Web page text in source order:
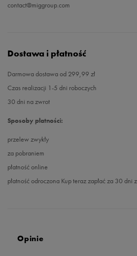
contact@miggroup.com
Dostawa i płatność
Darmowa dostawa od 299,99 zł
Czas realizacji 1-5 dni roboczych
30 dni na zwrot
Sposoby płatności:
przelew zwykły
za pobraniem
płatność online
płatność odroczona Kup teraz zapłać za 30 dni
Opinie